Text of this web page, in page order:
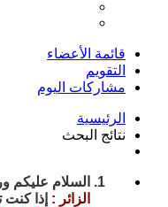
قائمة الأعضاء
التقويم
مشاركات اليوم
الرئيسية
نتائج البحث
السلام عليكم
الزائر : إذا